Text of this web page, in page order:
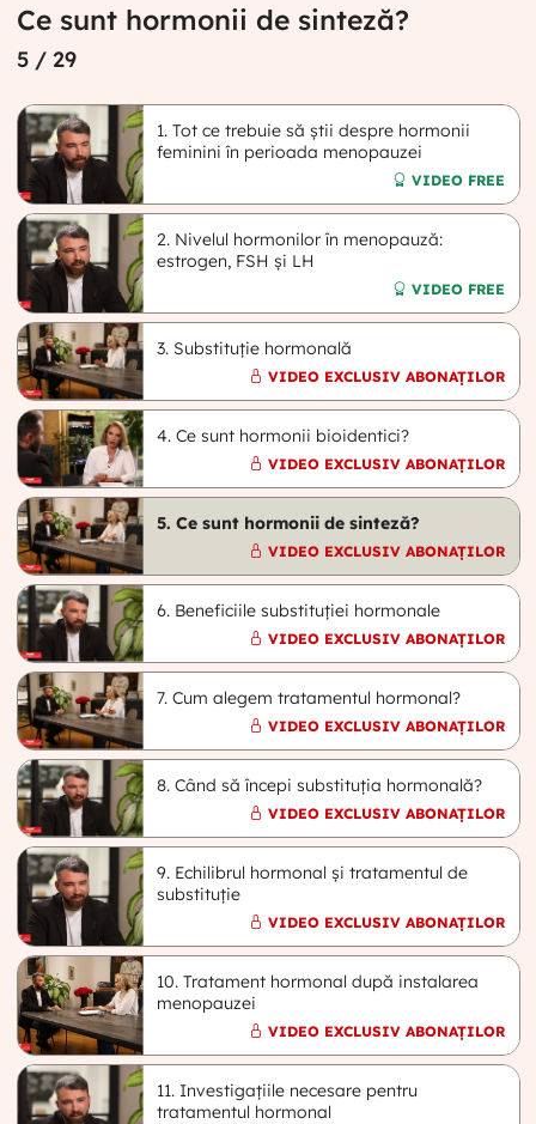
Ce sunt hormonii de sinteză?
5/ 29
1. Tot ce trebuie să știi despre hormonii
feminini în perioada menopauzei
VIDEO FREE
2. Nivelul hormonilor în menopauză:
estrogen, FSH și LH
VIDEO FREE
3. Substituție hormonală
VIDEO EXCLUSIV ABONAȚILOR
4. Ce sunt hormonii bioidentici?
VIDEO EXCLUSIV ABONAȚILOR
5. Ce sunt hormonii de sinteză?
VIDEO EXCLUSIV ABONAȚILOR
6. Beneficiile substituției hormonale
VIDEO EXCLUSIV ABONAȚILOR
7. Cum alegem tratamentul hormonal?
VIDEO EXCLUSIV ABONAȚILOR
8. Când să începi substituția hormonală?
VIDEO EXCLUSIV ABONAȚILOR
9. Echilibrul hormonal și tratamentul de
substituție
VIDEO EXCLUSIV ABONAȚILOR
10. Tratament hormonal după instalarea
menopauzei
VIDEO EXCLUSIV ABONAȚILOR
11. Investigațiile necesare pentru
tratamentul hormonal